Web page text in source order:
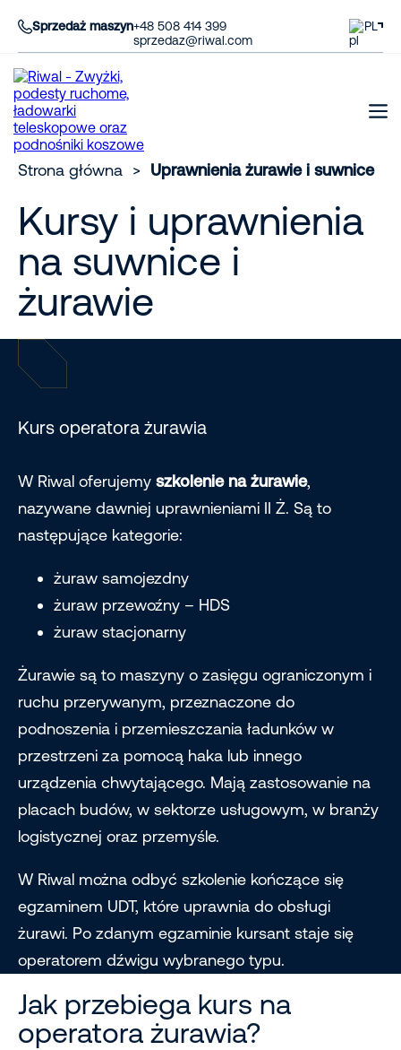
Sprzedaż maszyn+48 508 414 399
sprzedaz@riwal.com
PL
Strona główna > Uprawnienia żurawie i suwnice
Kursy i uprawnienia
na suwnice i
żurawie
Kurs operatora żurawia
W Riwal oferujemy szkolenie na żurawie,
nazywane dawniej uprawnieniami II Ż. Są to
następujące kategorie:
żuraw samojezdny
żuraw przewoźny – HDS
żuraw stacjonarny
Żurawie są to maszyny o zasięgu ograniczonym i
ruchu przerywanym, przeznaczone do
podnoszenia i przemieszczania ładunków w
przestrzeni za pomocą haka lub innego
urządzenia chwytającego. Mają zastosowanie na
placach budów, w sektorze usługowym, w branży
logistycznej oraz przemyśle.
W Riwal można odbyć szkolenie kończące się
egzaminem UDT, które uprawnia do obsługi
żurawi. Po zdanym egzaminie kursant staje się
operatorem dźwigu wybranego typu.
Jak przebiega kurs na
operatora żurawia?